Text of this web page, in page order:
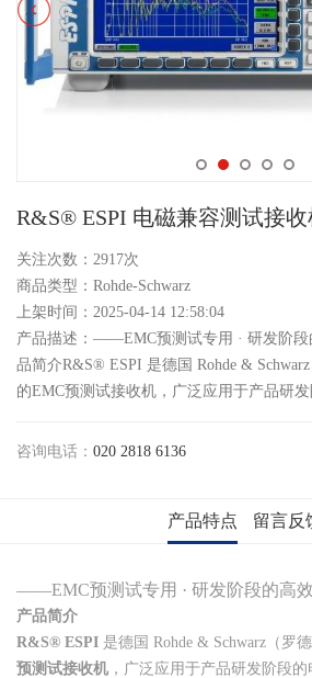
R&S® ESPI 电磁兼容测试接
关注次数：2917次
商品类型：Rohde-Schwarz
上架时间：2025-04-14 12:58:04
产品描述：——EMC预测试专用 · 研发阶段
品简介R&S® ESPI 是德国 Rohde &
的EMC预测试接收机，广泛应用于产品研发
咨询电话： 020 2818 6136
产品特点 留言反
——EMC预测试专用 · 研发阶段的高
产品简介
R&S® ESPI 是德国 Rohde & Schwarz（罗
预测试接收机 ，广泛应用于产品研发阶段